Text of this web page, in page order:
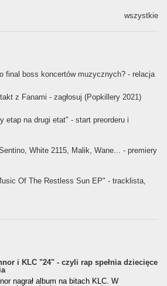
wszystkie
final boss koncertów muzycznych? - relacja
z Fanami - zagłosuj (Popkillery 2021)
etap na drugi etat" - start preorderu i
White 2115, Malik, Wane... - premiery
Of The Restless Sun EP" - tracklista,
i KLC "24" - czyli rap spełnia dziecięce
nagrał album na bitach KLC. W